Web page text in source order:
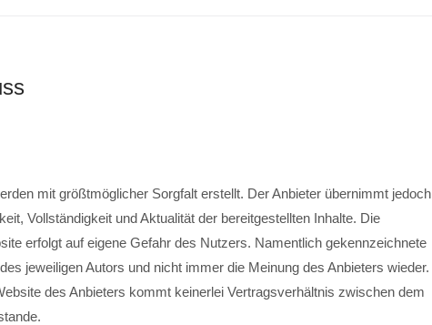
mit größtmöglicher Sorgfalt erstellt. Der Anbieter übernimmt jedoch
Vollständigkeit und Aktualität der bereitgestellten Inhalte. Die
erfolgt auf eigene Gefahr des Nutzers. Namentlich gekennzeichnete
jeweiligen Autors und nicht immer die Meinung des Anbieters wieder.
des Anbieters kommt keinerlei Vertragsverhältnis zwischen dem